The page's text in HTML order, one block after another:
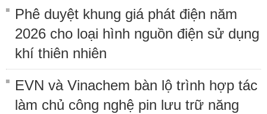
Phê duyệt khung giá phát điện năm
2026 cho loại hình nguồn điện sử dụng
khí thiên nhiên
EVN và Vinachem bàn lộ trình hợp tác
làm chủ công nghệ pin lưu trữ năng